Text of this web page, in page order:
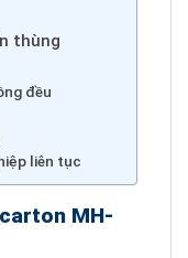
thùng
đều
liên tục
MH-